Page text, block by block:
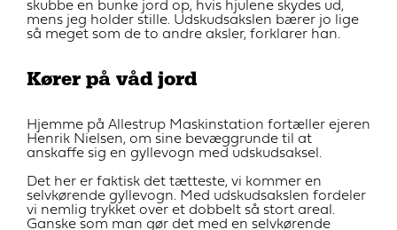
skubbe en bunke jord op, hvis hjulene skydes ud,
mens jeg holder stille. Udskudsakslen bærer jo lige
så meget som de to andre aksler, forklarer han.
Kører på våd jord
Hjemme på Allestrup Maskinstation fortæller ejeren
Henrik Nielsen, om sine bevæggrunde til at
anskaffe sig en gyllevogn med udskudsaksel.
Det her er faktisk det tætteste, vi kommer en
selvkørende gyllevogn. Med udskudsakslen fordeler
vi nemlig trykket over et dobbelt så stort areal.
Ganske som man gør det med en selvkørende